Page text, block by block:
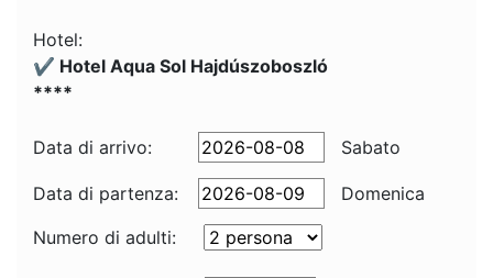
Hotel:
✔️ Hotel Aqua Sol Hajdúszoboszló
****
Data di arrivo: Sabato
Data di partenza:
Domenica
Numero di adulti: